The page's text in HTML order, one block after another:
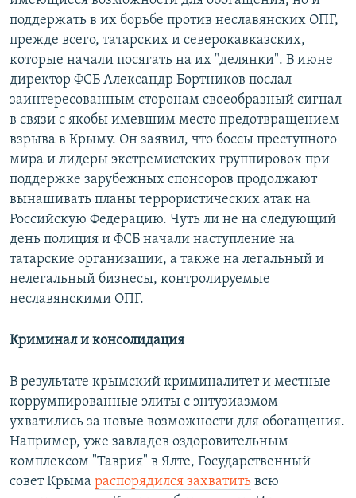
поддержать в их борьбе против неславянских ОПГ,
прежде всего, татарских и северокавказских,
которые начали посягать на их "делянки". В июне
директор ФСБ Александр Бортников послал
заинтересованным сторонам своеобразный сигнал
в связи с якобы имевшим место предотвращением
взрыва в Крыму. Он заявил, что боссы преступного
мира и лидеры экстремистских группировок при
поддержке зарубежных спонсоров продолжают
вынашивать планы террористических атак на
Российскую Федерацию. Чуть ли не на следующий
день полиция и ФСБ начали наступление на
татарские организации, а также на легальный и
нелегальный бизнесы, контролируемые
неславянскими ОПГ.
Криминал и консолидация
В результате крымский криминалитет и местные
коррумпированные элиты с энтузиазмом
ухватились за новые возможности для обогащения.
Например, уже завладев оздоровительным
комплексом "Таврия" в Ялте, Государственный
совет Крыма распорядился захватить всю